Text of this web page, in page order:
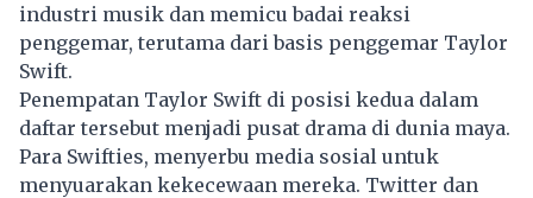
industri musik dan memicu badai reaksi
penggemar, terutama dari basis penggemar Taylor
Swift.
Penempatan Taylor Swift di posisi kedua dalam
daftar tersebut menjadi pusat drama di dunia maya.
Para Swifties, menyerbu media sosial untuk
menyuarakan kekecewaan mereka. Twitter dan